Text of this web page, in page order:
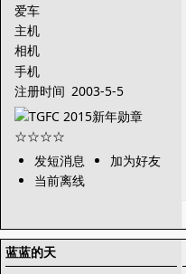
爱车
主机
相机
手机
注册时间 2003-5-5
发短消息
加为好友
当前离线
蓝蓝的天